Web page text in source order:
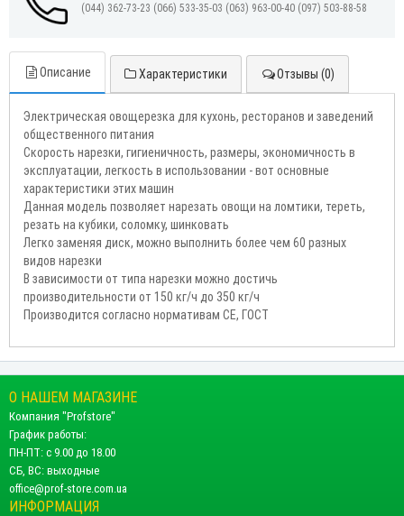
(044) 362-73-23 (066) 533-35-03 (063) 963-00-40 (097) 503-88-58
Описание Характеристики Отзывы (0)
Электрическая овощерезка для кухонь, ресторанов и заведений
общественного питания
Скорость нарезки, гигиеничность, размеры, экономичность в
эксплуатации, легкость в использовании - вот основные
характеристики этих машин
Данная модель позволяет нарезать овощи на ломтики, тереть,
резать на кубики, соломку, шинковать
Легко заменяя диск, можно выполнить более чем 60 разных
видов нарезки
В зависимости от типа нарезки можно достичь
производительности от 150 кг/ч до 350 кг/ч
Производится согласно нормативам СЕ, ГОСТ
О НАШЕМ МАГАЗИНЕ
Компания "Profstore"
График работы:
ПН-ПТ: с 9.00 до 18.00
СБ, ВС: выходные
office@prof-store.com.ua
ИНФОРМАЦИЯ